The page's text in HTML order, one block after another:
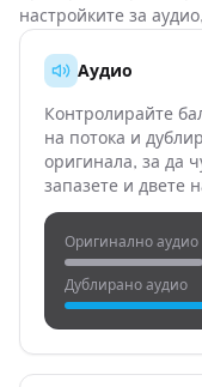
настройките за
Аудио
Контролирайте
на потока и
оригинала, за да
запазете и двете
Оригинално аудио
Дублирано аудио